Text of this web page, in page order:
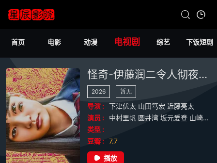
首页 电影 动漫 电视剧 综艺 下饭短剧
怪奇-伊藤润二令人彻夜难眠的奇异故事
2026 暂无
导演 : 下津优太 山田笃宏 近藤亮太
演员 :
中村里帆 圆井湾 坂元爱登 山崎七海
类型 :
豆瓣 :
7.7
播放